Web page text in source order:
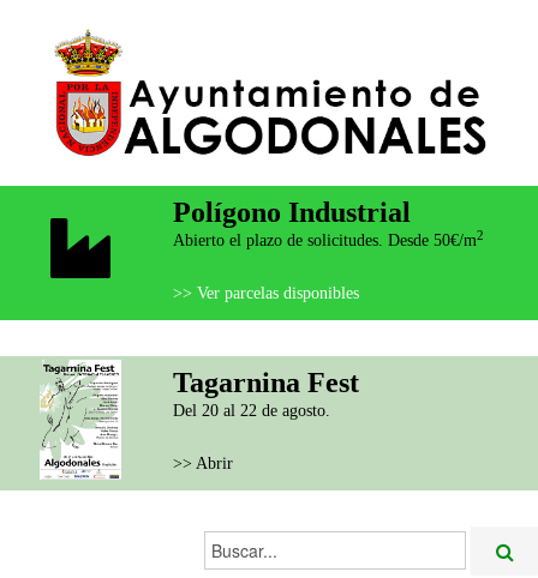
Polígono Industrial
Abierto el plazo de solicitudes. Desde 50€/m2
>> Ver parcelas disponibles
Tagarnina Fest
Del 20 al 22 de agosto.
>> Abrir
Buscar...